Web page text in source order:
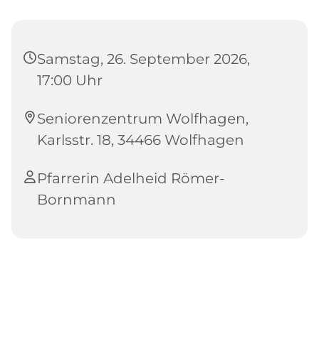
Samstag, 26. September 2026,
17:00 Uhr
Seniorenzentrum Wolfhagen,
Karlsstr. 18, 34466 Wolfhagen
Pfarrerin Adelheid Römer-
Bornmann